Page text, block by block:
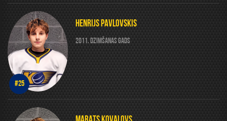
#25
HENRIJS PAVLOVSKIS
2011. DZIMŠANAS GADS